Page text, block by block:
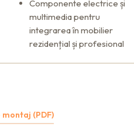
Componente electrice și
multimedia pentru
integrarea în mobilier
rezidențial și profesional
(PDF)